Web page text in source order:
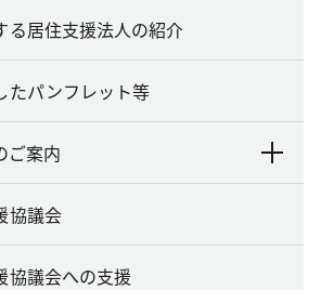
る居住支援法人の紹介
たパンフレット等
ご案内
協議会
協議会への支援